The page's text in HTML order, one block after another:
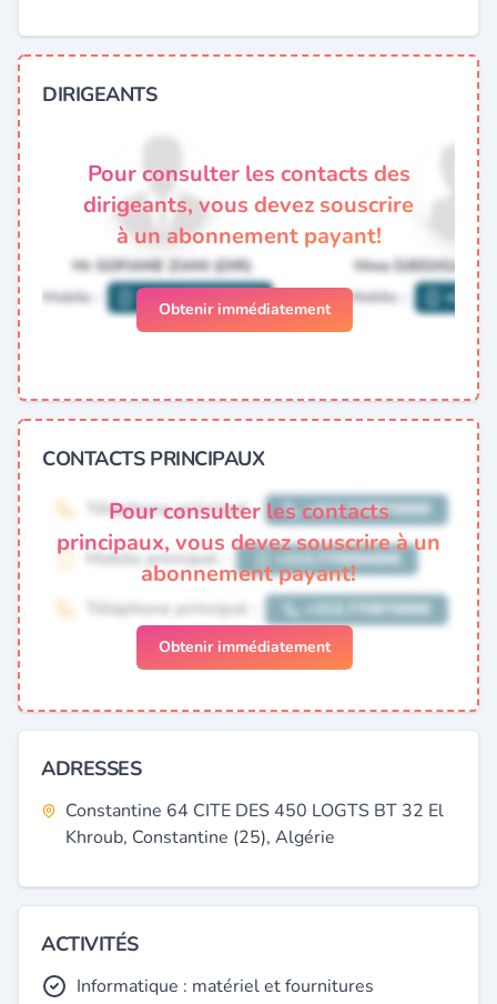
DIRIGEANTS
Pour consulter les contacts des
dirigeants, vous devez souscrire
à un abonnement payant!
Obtenir immédiatement
CONTACTS PRINCIPAUX
Pour consulter les contacts
principaux, vous devez souscrire à un
abonnement payant!
Obtenir immédiatement
ADRESSES
Constantine 64 CITE DES 450 LOGTS BT 32 El
Khroub, Constantine (25), Algérie
ACTIVITÉS
Informatique : matériel et fournitures